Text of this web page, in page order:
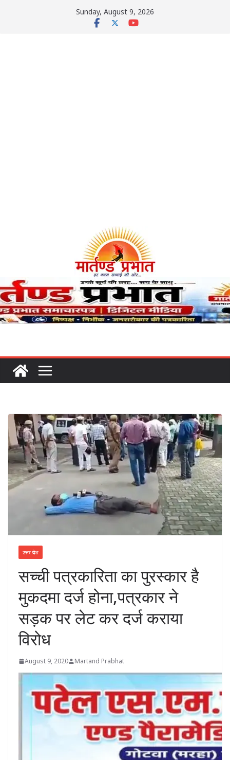
Sunday, August 9, 2026
उत्तर प्रदेश
सच्ची पत्रकारिता का पुरस्कार है
मुकदमा दर्ज होना,पत्रकार ने
सड़क पर लेट कर दर्ज कराया
विरोध
August 9, 2020 Martand Prabhat